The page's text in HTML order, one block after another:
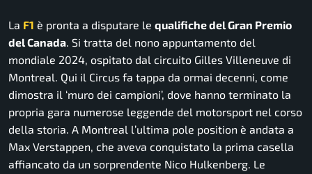
La F1 è pronta a disputare le qualifiche del Gran Premio
del Canada. Si tratta del nono appuntamento del
mondiale 2024, ospitato dal circuito Gilles Villeneuve di
Montreal. Qui il Circus fa tappa da ormai decenni, come
dimostra il ‘muro dei campioni’, dove hanno terminato la
propria gara numerose leggende del motorsport nel corso
della storia. A Montreal l’ultima pole position è andata a
Max Verstappen, che aveva conquistato la prima casella
affiancato da un sorprendente Nico Hulkenberg. Le